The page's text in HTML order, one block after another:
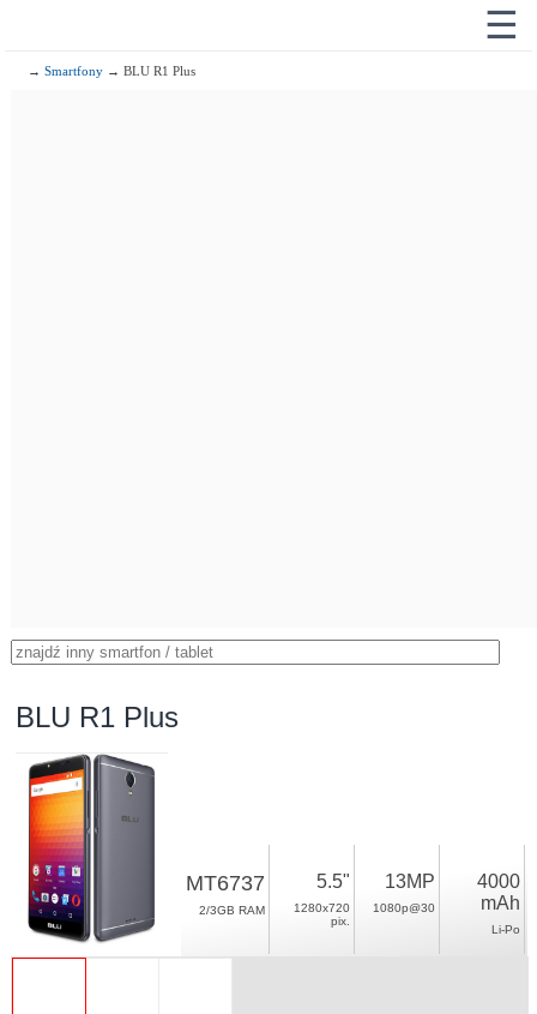
☰
→Smartfony → BLU R1 Plus
BLU R1 Plus
MT6737
2/3GB RAM
5.5"
1280x720
pix.
13MP
1080p@30
4000
mAh
Li-Po